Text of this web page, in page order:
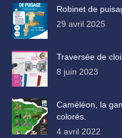
Robinet de
29 avril 2025
Traversée de
8 juin 2023
Caméléon, la
colorés.
4 avril 2022